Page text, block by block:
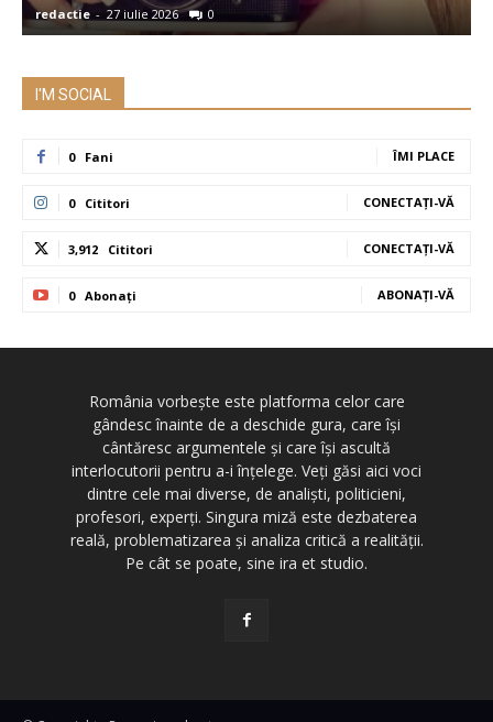
redactie - 27 iulie 2026 0
I'M SOCIAL
0 Fani ÎMI PLACE
0 Cititori CONECTAȚI-VĂ
3,912 Cititori CONECTAȚI-VĂ
0 Abonați ABONAȚI-VĂ
România vorbește este platforma celor care
gândesc înainte de a deschide gura, care își
cântăresc argumentele și care își ascultă
interlocutorii pentru a-i înțelege. Veți găsi aici voci
dintre cele mai diverse, de analiști, politicieni,
profesori, experți. Singura miză este dezbaterea
reală, problematizarea și analiza critică a realității.
Pe cât se poate, sine ira et studio.